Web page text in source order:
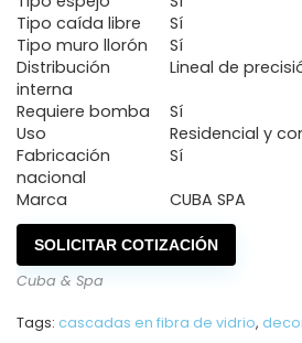
Tipo caída libre
Sí
Tipo muro llorón
Sí
Distribución
interna
Lineal de
Requiere bomba
Sí
Uso
Residencial y
Fabricación
nacional
Sí
Marca
CUBA SPA
SOLICITAR COTIZACIÓN
Cuba & Spa
Tags: cascadas en fibra de vidrio,